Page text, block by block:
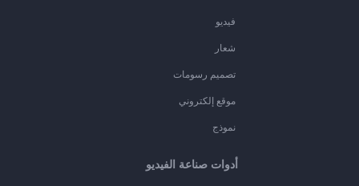
فيديو
شعار
تصميم رسومات
موقع إلكتروني
نموذج
أدوات صناعة الفيديو